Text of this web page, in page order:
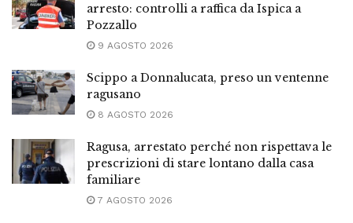
arresto: controlli a raffica da Ispica a
Pozzallo
9 AGOSTO 2026
Scippo a Donnalucata, preso un ventenne
ragusano
8 AGOSTO 2026
Ragusa, arrestato perché non rispettava le
prescrizioni di stare lontano dalla casa
familiare
7 AGOSTO 2026